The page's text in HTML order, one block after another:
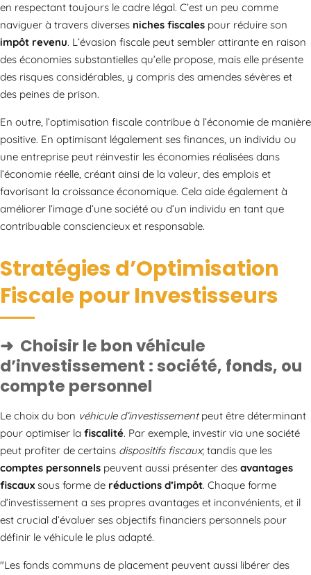
en respectant toujours le cadre légal. C’est un peu comme
naviguer à travers diverses niches fiscales pour réduire son
impôt revenu. L’évasion fiscale peut sembler attirante en raison
des économies substantielles qu’elle propose, mais elle présente
des risques considérables, y compris des amendes sévères et
des peines de prison.
En outre, l’optimisation fiscale contribue à l’économie de manière
positive. En optimisant légalement ses finances, un individu ou
une entreprise peut réinvestir les économies réalisées dans
l’économie réelle, créant ainsi de la valeur, des emplois et
favorisant la croissance économique. Cela aide également à
améliorer l’image d’une société ou d’un individu en tant que
contribuable consciencieux et responsable.
Stratégies d’Optimisation
Fiscale pour Investisseurs
Choisir le bon véhicule
d’investissement : société, fonds, ou
compte personnel
Le choix du bon véhicule d’investissementpeut être déterminant
pour optimiser la fiscalité. Par exemple, investir via une société
peut profiter de certains dispositifs fiscaux; tandis que les
comptes personnels peuvent aussi présenter des avantages
fiscaux sous forme de réductions d’impôt. Chaque forme
d’investissement a ses propres avantages et inconvénients, et il
est crucial d’évaluer ses objectifs financiers personnels pour
définir le véhicule le plus adapté.
Les fonds communs de placement peuvent aussi libérer des